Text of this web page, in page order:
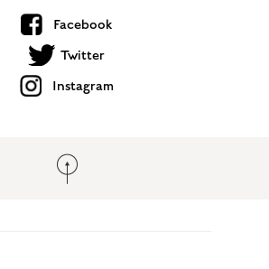
Facebook
Twitter
Instagram